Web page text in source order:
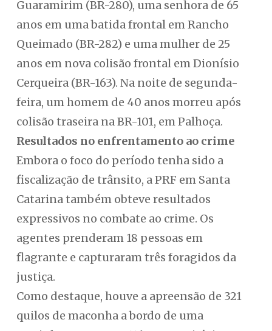
Guaramirim (BR-280), uma senhora de 65
anos em uma batida frontal em Rancho
Queimado (BR-282) e uma mulher de 25
anos em nova colisão frontal em Dionísio
Cerqueira (BR-163). Na noite de segunda-
feira, um homem de 40 anos morreu após
colisão traseira na BR-101, em Palhoça.
Resultados no enfrentamento ao crime
Embora o foco do período tenha sido a
fiscalização de trânsito, a PRF em Santa
Catarina também obteve resultados
expressivos no combate ao crime. Os
agentes prenderam 18 pessoas em
flagrante e capturaram três foragidos da
justiça.
Como destaque, houve a apreensão de 321
quilos de maconha a bordo de uma